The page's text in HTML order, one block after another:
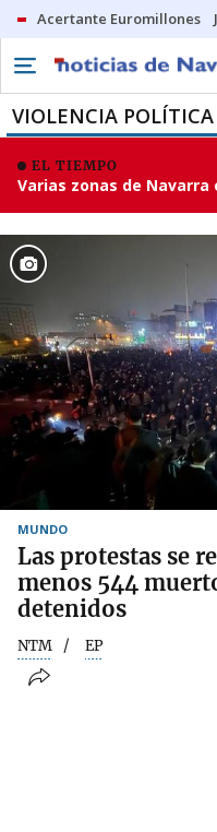
Acertante Euromillones
VIOLENCIA POLÍTICA
EL TIEMPO
Varias zonas de
MUNDO
Las protestas se
menos 544
detenidos
NTM EP